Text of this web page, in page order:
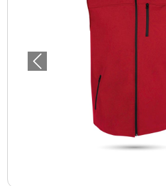
Önceki